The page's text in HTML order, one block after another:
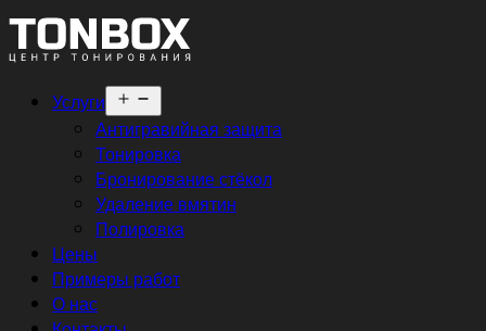
Услуги
меню
Антигравийная защита
Тонировка
Бронирование стёкол
Удаление вмятин
Полировка
Цены
Примеры работ
О нас